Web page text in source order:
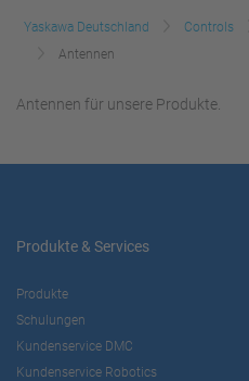
Yaskawa Deutschland Controls
Antennen
Antennen für unsere Produkte.
Produkte & Services
Produkte
Schulungen
Kundenservice DMC
Kundenservice Robotics